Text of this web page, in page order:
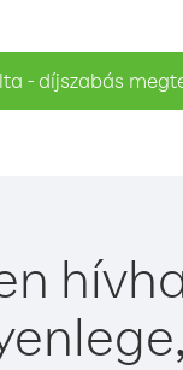
- díjszabás